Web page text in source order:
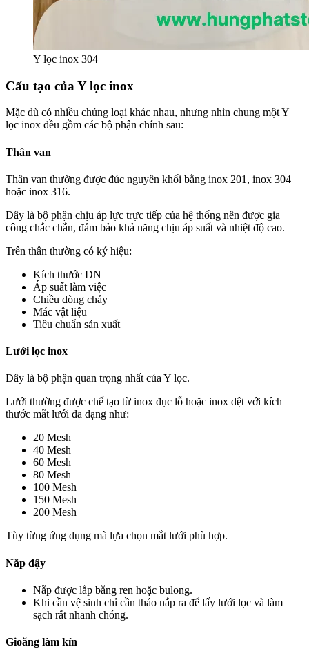
Y lọc inox 304
Cấu tạo của Y lọc inox
Mặc dù có nhiều chủng loại khác nhau, nhưng nhìn chung một Y
lọc inox đều gồm các bộ phận chính sau:
Thân van
Thân van thường được đúc nguyên khối bằng inox 201, inox 304
hoặc inox 316.
Đây là bộ phận chịu áp lực trực tiếp của hệ thống nên được gia
công chắc chắn, đảm bảo khả năng chịu áp suất và nhiệt độ cao.
Trên thân thường có ký hiệu:
Kích thước DN
Áp suất làm việc
Chiều dòng chảy
Mác vật liệu
Tiêu chuẩn sản xuất
Lưới lọc inox
Đây là bộ phận quan trọng nhất của Y lọc.
Lưới thường được chế tạo từ inox đục lỗ hoặc inox dệt với kích
thước mắt lưới đa dạng như:
20 Mesh
40 Mesh
60 Mesh
80 Mesh
100 Mesh
150 Mesh
200 Mesh
Tùy từng ứng dụng mà lựa chọn mắt lưới phù hợp.
Nắp đậy
Nắp được lắp bằng ren hoặc bulong.
Khi cần vệ sinh chỉ cần tháo nắp ra để lấy lưới lọc và làm
sạch rất nhanh chóng.
Gioăng làm kín